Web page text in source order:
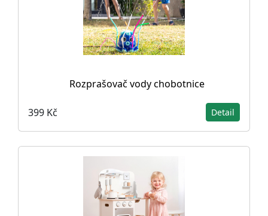
Rozprašovač vody chobotnice
399 Kč Detail